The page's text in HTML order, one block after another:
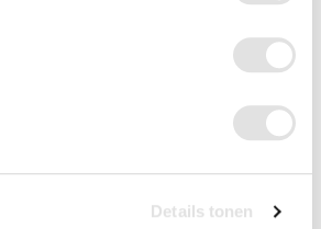
Details tonen